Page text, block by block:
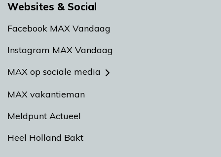
Websites & Social
Facebook MAX Vandaag
Instagram MAX Vandaag
MAX op sociale media
MAX vakantieman
Meldpunt Actueel
Heel Holland Bakt